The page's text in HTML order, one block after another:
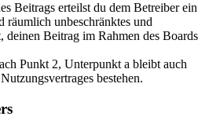
Beitrags erteilst du dem Betreiber ein
räumlich unbeschränktes und
deinen Beitrag im Rahmen des Boards
Punkt 2, Unterpunkt a bleibt auch
bestehen.